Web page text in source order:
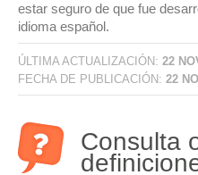
estar seguro de que fue
idioma español.
ÚLTIMA ACTUALIZACIÓN: 22
FECHA DE PUBLICACIÓN: 22
Consulta